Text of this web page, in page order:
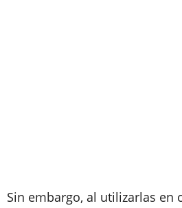
Sin embargo, al utilizarlas en